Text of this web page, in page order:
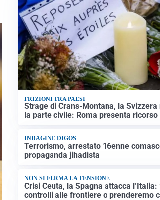
FRIZIONI TRA PAESI
Strage di Crans-Montana, la Svizzera
la parte civile: Roma presenta ricorso
INDAGINE DIGOS
Terrorismo, arrestato 16enne
propaganda jihadista
NON SI FERMA LA TENSIONE
Crisi Ceuta, la Spagna attacca l’Italia:
controlli alle frontiere o prenderemo